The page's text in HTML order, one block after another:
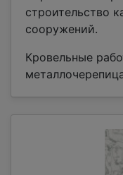
строительство
сооружений.
Кровельные